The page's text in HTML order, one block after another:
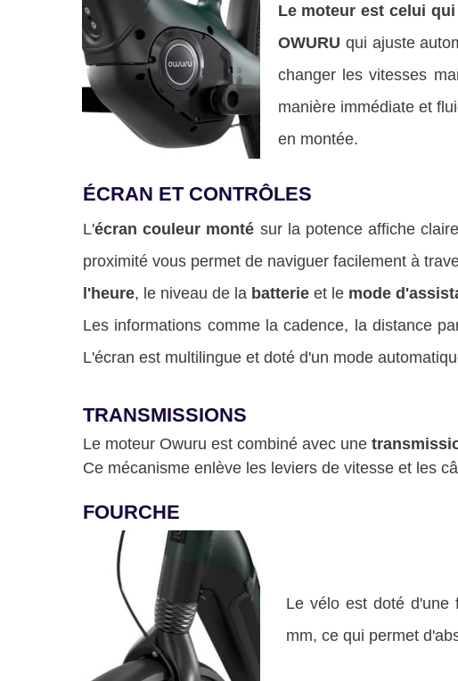
Le moteur est celui
OWURU qui ajuste
changer les vitesses
manière immédiate et
en montée.
ÉCRAN ET CONTRÔLES
L'écran couleur monté sur la potence affiche
proximité vous permet de naviguer facilement à
l'heure, le niveau de la batterie et le mode
Les informations comme la cadence, la distance
L'écran est multilingue et doté d'un mode
TRANSMISSIONS
Le moteur Owuru est combiné avec une
Ce mécanisme enlève les leviers de vitesse et les
FOURCHE
Le vélo est doté d'une
mm, ce qui permet